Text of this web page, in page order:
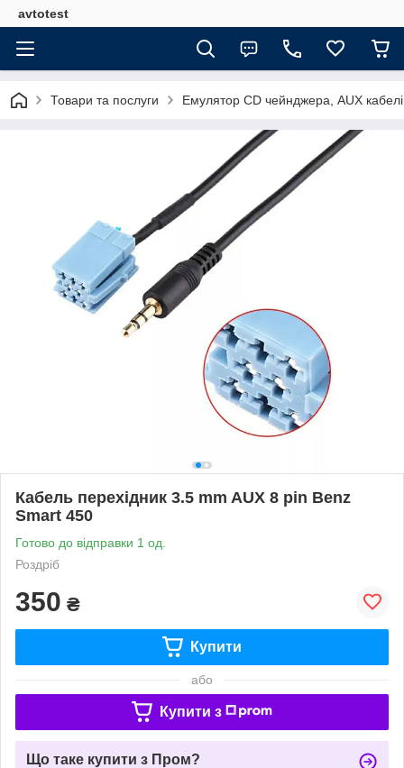
avtotest
Товари та послуги Емулятор CD чейнджера, AUX кабелі
Кабель перехідник 3.5 mm AUX 8 pin Benz
Smart 450
Готово до відправки 1 од.
Роздріб
350 ₴
Купити
або
Купити з
Що таке купити з Пром?